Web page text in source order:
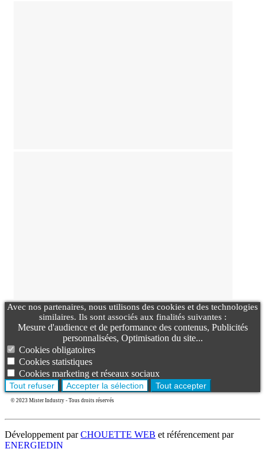
Avec nos partenaires, nous utilisons des cookies et des technologies
similaires. Ils sont associés aux finalités suivantes :
Mesure d'audience et de performance des contenus, Publicités
personnalisées, Optimisation du site...
Cookies obligatoires
Cookies statistiques
Cookies marketing et réseaux sociaux
Tout refuser Accepter la sélection Tout accepter
© 2023 Mister Industry - Tous droits réservés
Développement parCHOUETTE WEB et référencement par
ENERGIEDIN